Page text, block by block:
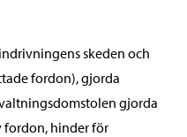
skeden och
fordon), gjorda
gjorda
fordon, hinder för